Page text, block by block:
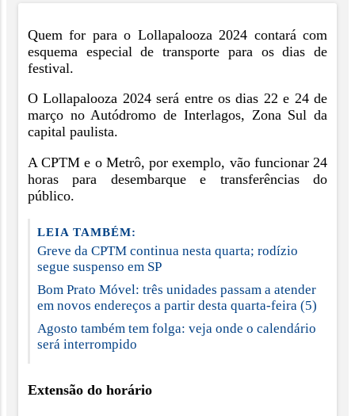
Quem for para o Lollapalooza 2024 contará com
esquema especial de transporte para os dias de
festival.
O Lollapalooza 2024 será entre os dias 22 e 24 de
março no Autódromo de Interlagos, Zona Sul da
capital paulista.
A CPTM e o Metrô, por exemplo, vão funcionar 24
horas para desembarque e transferências do
público.
LEIA TAMBÉM:
Greve da CPTM continua nesta quarta; rodízio
segue suspenso em SP
Bom Prato Móvel: três unidades passam a atender
em novos endereços a partir desta quarta-feira (5)
Agosto também tem folga: veja onde o calendário
será interrompido
Extensão do horário